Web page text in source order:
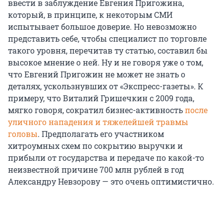
ввести в заблуждение Евгения Пригожина,
который, в принципе, к некоторым СМИ
испытывает большое доверие. Но невозможно
представить себе, чтобы специалист по торговле
такого уровня, перечитав ту статью, составил бы
высокое мнение о ней. Ну и не говоря уже о том,
что Евгений Пригожин не может не знать о
деталях, ускользнувших от «Экспресс-газеты». К
примеру, что Виталий Гришечкин с 2009 года,
мягко говоря, сократил бизнес-активностьпосле
уличного нападения и тяжелейшей травмы
головы. Предполагать его участником
хитроумных схем по сокрытию выручки и
прибыли от государства и передаче по какой-то
неизвестной причине 700 млн рублей в год
Александру Невзорову — это очень оптимистично.